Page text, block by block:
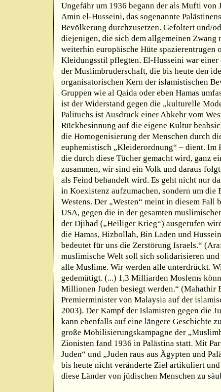
Ungefähr um 1936 begann der als Mufti von
Amin el-Husseini, das sogenannte
Bevölkerung durchzusetzen. Gefoltert und/
diejenigen, die sich dem allgemeinen
weiterhin europäische Hüte spazierentrugen
Kleidungsstil pflegten. El-Husseini war einer
der Muslimbruderschaft, die bis heute den
organisatorischen Kern der islamistischen
Gruppen wie al Qaida oder eben Hamas
ist der Widerstand gegen die „kulturelle
Palituchs ist Ausdruck einer Abkehr vom
Rückbesinnung auf die eigene Kultur
die Homogenisierung der Menschen durch
euphemistisch „Kleiderordnung“ – dient. Im
die durch diese Tücher gemacht wird, ganz
zusammen, wir sind ein Volk und daraus
als Feind behandelt wird. Es geht nicht nur
in Koexistenz aufzumachen, sondern um die
Westens. Der „Westen“ meint in diesem Fall
USA, gegen die in der gesamten
der Djihad („Heiliger Krieg“) ausgerufen
die Hamas, Hizbollah, Bin Laden und
bedeutet für uns die Zerstörung Israels.“
muslimische Welt soll sich solidarisieren
alle Muslime. Wir werden alle unterdrückt.
gedemütigt. (...) 1,3 Milliarden Moslems
Millionen Juden besiegt werden.“ (Mahathir
Premierminister von Malaysia auf der
2003). Der Kampf der Islamisten gegen die
kann ebenfalls auf eine längere Geschichte
große Mobilisierungskampagne der
Zionisten fand 1936 in Palästina statt. Mit
Juden“ und „Juden raus aus Ägypten und
bis heute nicht veränderte Ziel artikuliert
diese Länder von jüdischen Menschen zu